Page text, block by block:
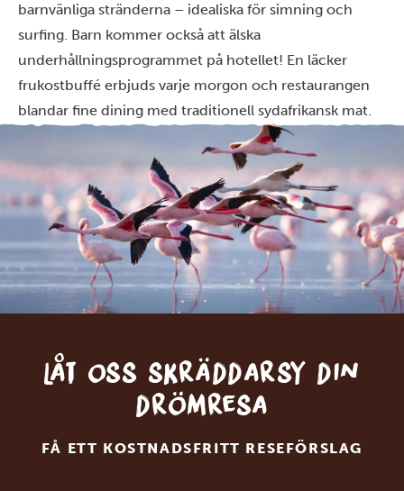
barnvänliga stränderna – idealiska för simning och
surfing. Barn kommer också att älska
underhållningsprogrammet på hotellet! En läcker
frukostbuffé erbjuds varje morgon och restaurangen
blandar fine dining med traditionell sydafrikansk mat.
Låt oss skräddarsy din
drömresa
FÅ ETT KOSTNADSFRITT RESEFÖRSLAG